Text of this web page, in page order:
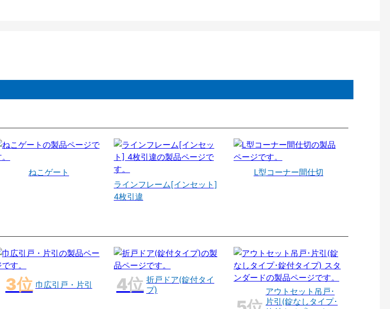
ねこゲート
ラインフレーム[インセット]
4枚引違
L型コーナー間仕切
巾広引戸・片引
折戸ドア(錠付タイ
プ)
アウトセット吊戸･
片引(錠なしタイプ･